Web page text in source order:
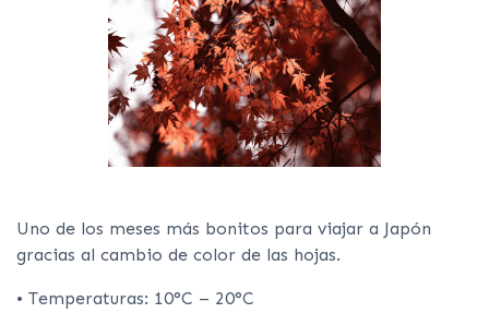
Uno de los meses más bonitos para viajar a Japón
gracias al cambio de color de las hojas.
• Temperaturas: 10°C – 20°C